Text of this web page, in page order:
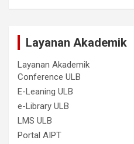
Layanan Akademik
Layanan Akademik
Conference ULB
E-Leaning ULB
e-Library ULB
LMS ULB
Portal AIPT